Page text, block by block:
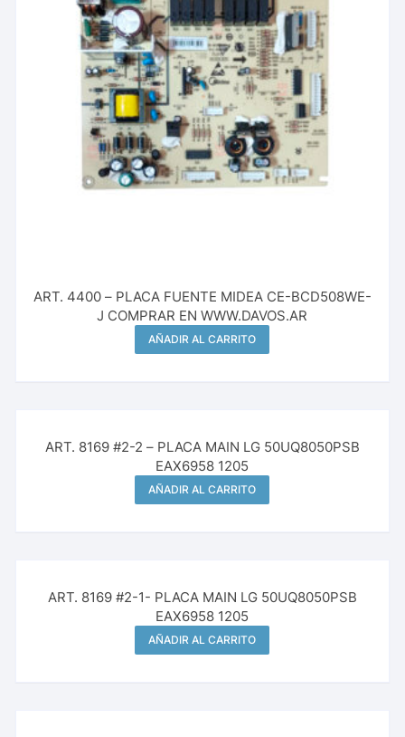
ART. 4400 – PLACA FUENTE MIDEA CE-BCD508WE-
J COMPRAR EN WWW.DAVOS.AR
AÑADIR AL CARRITO
ART. 8169 #2-2 – PLACA MAIN LG 50UQ8050PSB
EAX6958 1205
AÑADIR AL CARRITO
ART. 8169 #2-1- PLACA MAIN LG 50UQ8050PSB
EAX6958 1205
AÑADIR AL CARRITO